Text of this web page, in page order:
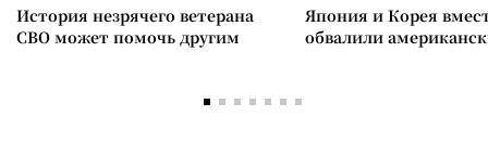
История незрячего ветерана
СВО может помочь другим
Япония и Корея
обвалили